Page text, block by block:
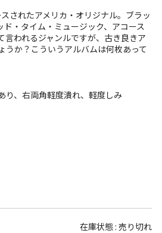
されたアメリカ・オリジナル。ブラッ
・タイム・ミュージック、アコース
言われるジャンルですが、古き良きア
うか？こういうアルバムは何枚あって
り、右両角軽度潰れ、軽度しみ
在庫状態 : 売り切れ